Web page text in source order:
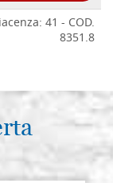
41 - COD.
8351.8
ACQUISTA
44 - COD.